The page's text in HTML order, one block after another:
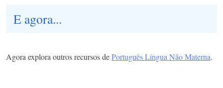
E agora...
Agora explora outros recursos dePortuguês Língua Não Materna.